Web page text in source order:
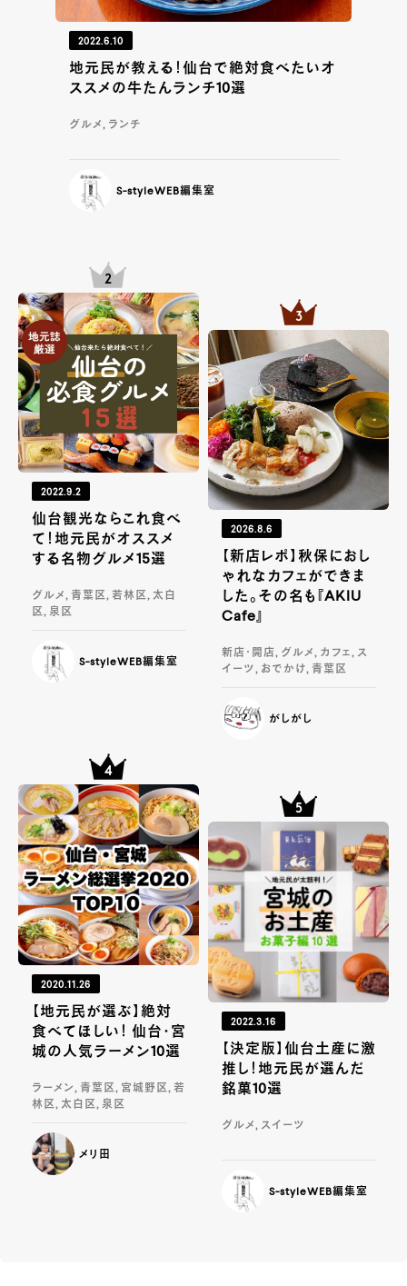
2022.6.10
地元民が教える！仙台で絶対食べたいオ
ススメの牛たんランチ10選
グルメ, ランチ
S-styleWEB編集室
2022.9.2
仙台観光ならこれ食べ
て！地元民がオススメ
する名物グルメ15選
グルメ, 青葉区, 若林区, 太白
区, 泉区
S-styleWEB編集室
2026.8.6
【新店レポ】秋保におし
ゃれなカフェができま
した。その名も『AKIU
Cafe』
新店・開店, グルメ, カフェ, ス
イーツ, おでかけ, 青葉区
がしがし
2020.11.26
【地元民が選ぶ】絶対
食べてほしい！ 仙台・宮
城の人気ラーメン10選
ラーメン, 青葉区, 宮城野区, 若
林区, 太白区, 泉区
メリ田
2022.3.16
【決定版】仙台土産に激
推し！地元民が選んだ
銘菓10選
グルメ, スイーツ
S-styleWEB編集室